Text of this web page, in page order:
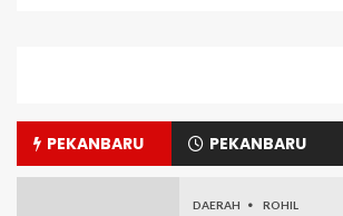
PEKANBARU PEKANBARU
DAERAH ROHIL